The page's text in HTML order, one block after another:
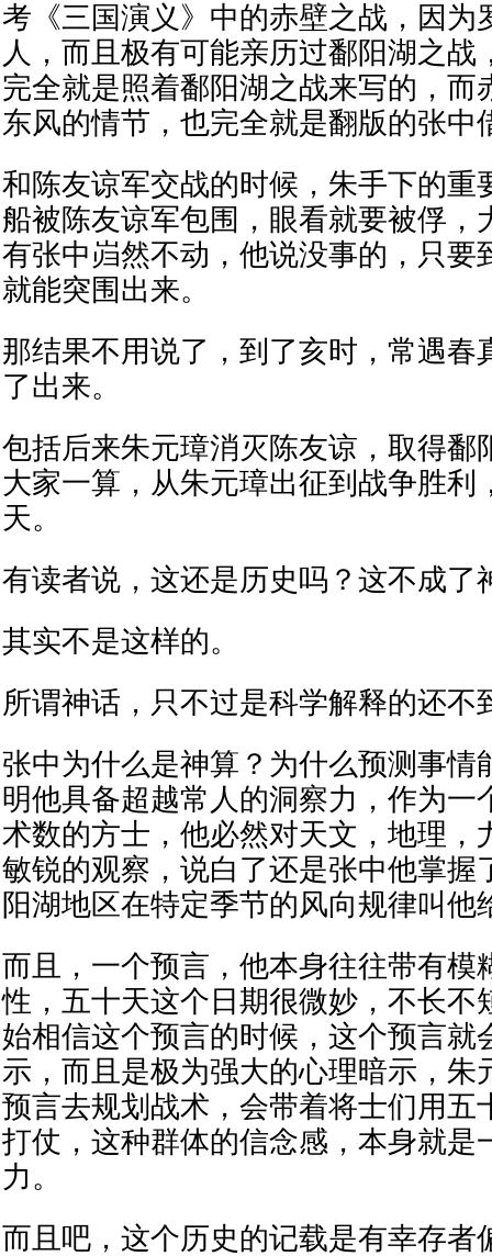
考《三国演义》中的赤壁之战，因为
人，而且极有可能亲历过鄱阳湖之战
完全就是照着鄱阳湖之战来写的，而
东风的情节，也完全就是翻版的张中
和陈友谅军交战的时候，朱手下的重
船被陈友谅军包围，眼看就要被俘，
有张中岿然不动，他说没事的，只要
就能突围出来。
那结果不用说了，到了亥时，常遇春
了出来。
包括后来朱元璋消灭陈友谅，取得鄱
大家一算，从朱元璋出征到战争胜利
天。
有读者说，这还是历史吗？这不成了
其实不是这样的。
所谓神话，只不过是科学解释的还不
张中为什么是神算？为什么预测事情
明他具备超越常人的洞察力，作为一
术数的方士，他必然对天文，地理，
敏锐的观察，说白了还是张中他掌握
阳湖地区在特定季节的风向规律叫他
而且，一个预言，他本身往往带有模
性，五十天这个日期很微妙，不长不
始相信这个预言的时候，这个预言就
示，而且是极为强大的心理暗示，朱
预言去规划战术，会带着将士们用五
打仗，这种群体的信念感，本身就是
力。
而且吧，这个历史的记载是有幸存者